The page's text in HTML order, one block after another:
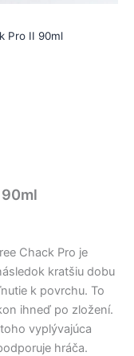
Pro II 90ml
Chack Pro je
kratšiu dobu
k povrchu. To
ihneď po zložení.
vyplývajúca
hráča.